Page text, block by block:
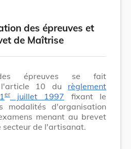
des épreuves et
de Maîtrise
des épreuves se fait
l'article 10 du règlement
erjuillet 1997 fixant le
modalités d'organisation
menant au brevet
secteur de l'artisanat.